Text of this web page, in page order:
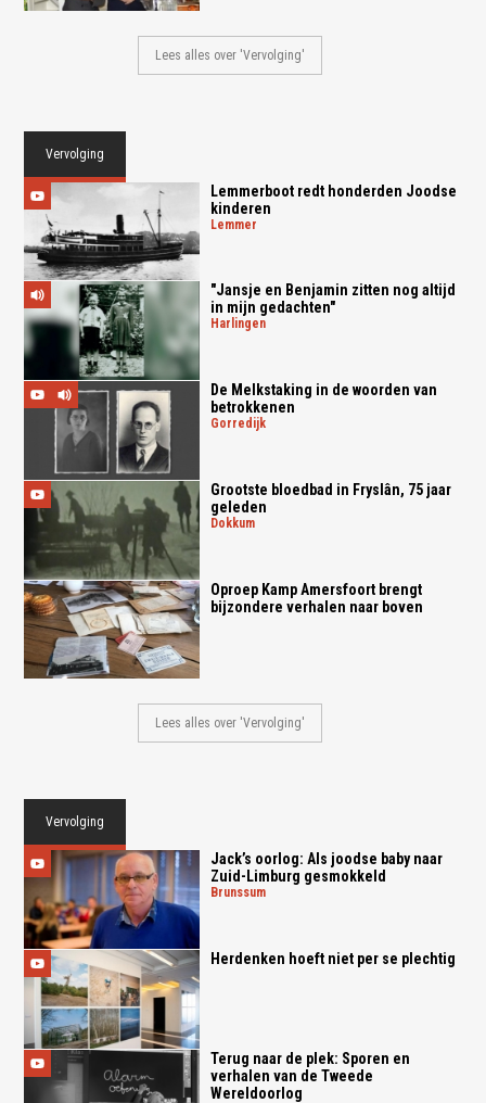
Lees alles over 'Vervolging'
Vervolging
Lemmerboot redt honderden Joodse
kinderen
lemmer
"Jansje en Benjamin zitten nog altijd
in mijn gedachten"
harlingen
De Melkstaking in de woorden van
betrokkenen
gorredijk
Grootste bloedbad in Fryslân, 75 jaar
geleden
dokkum
Oproep Kamp Amersfoort brengt
bijzondere verhalen naar boven
Lees alles over 'Vervolging'
Vervolging
Jack’s oorlog: Als joodse baby naar
Zuid-Limburg gesmokkeld
brunssum
Herdenken hoeft niet per se plechtig
Terug naar de plek: Sporen en
verhalen van de Tweede
Wereldoorlog